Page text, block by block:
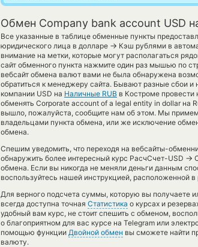
Обмен Company bank account USD
Все указанные в таблице обменные пункты
юридического лица в долларе → Кэш рублями в
внимание на метки, которые могут располагаться
сайт обменного пункта нажмите один раз мышью по
вебсайт обмена валют вами не была обнаружена
обратиться к менеджеру сайта. Бывают разные сбои
компании USD на Наличные RUB в Костроме
обменять Corporate account of a legal entity in dollar на
вышло, пожалуйста, сообщите нам об этом. Мы
владельцами пункта обмена, или же исключение
обмена.
Спешим уведомить, что переходя на вебсайты-
обнаружить более интересный курс РасчСчет-USD →
обмена. Если вы никогда не меняли деньги данным
воспользуйтесь нашей инструкцией, расположенной в
Для верного подсчета суммы, которую вы получаете
всегда доступна точная Статистика о курсах и
удобный вам курс, не стоит спешить с обменом,
о благоприятном для вас курсе на Telegram или
помощью функции Двойной обмен вы сможете найти
валюту.